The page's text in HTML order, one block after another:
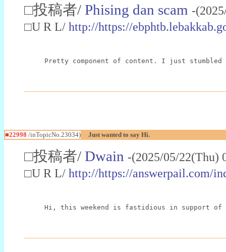
□投稿者/ Phising dan scam -
□U R L/ http://https://
Pretty component of content. I just
■22998 /inTopicNo.23034) Just wanted to say Hi.
□投稿者/ Dwain -(2025/05/
□U R L/ http://https://answerpail.com/
Hi, this weekend is fastidious in support of